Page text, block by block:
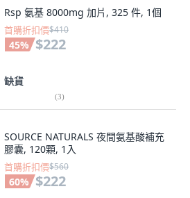
Rsp 氨基 8000mg 加片, 325 件, 1個
首購折扣價$410
45% $222
缺貨
(3)
SOURCE NATURALS 夜間氨基酸補充
膠囊, 120顆, 1入
首購折扣價$560
60% $222